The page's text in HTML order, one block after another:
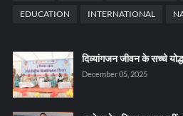
EDUCATION INTERNATIONAL
दिव्यांगजन जीवन के सच्चे
December 05, 2025